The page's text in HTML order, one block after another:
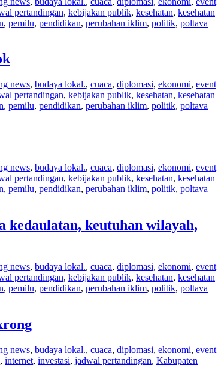
pertandingan, kebijakan publik, kesehatan, kesehatan
, pemilu, pendidikan, perubahan iklim, politik, poltava
news, budaya lokal., cuaca, diplomasi, ekonomi, event
pertandingan, kebijakan publik, kesehatan, kesehatan
, pemilu, pendidikan, perubahan iklim, politik, poltava
news, budaya lokal., cuaca, diplomasi, ekonomi, event
pertandingan, kebijakan publik, kesehatan, kesehatan
, pemilu, pendidikan, perubahan iklim, politik, poltava
kedaulatan, keutuhan wilayah,
news, budaya lokal., cuaca, diplomasi, ekonomi, event
pertandingan, kebijakan publik, kesehatan, kesehatan
, pemilu, pendidikan, perubahan iklim, politik, poltava
news, budaya lokal., cuaca, diplomasi, ekonomi, event
, internet, investasi, jadwal pertandingan, Kabupaten